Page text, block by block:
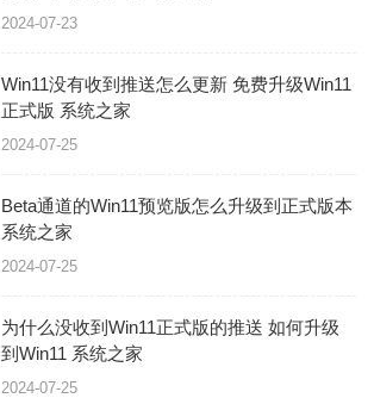
2024-07-23
Win11没有收到推送怎么更新 免费升级Win11
正式版 系统之家
2024-07-25
Beta通道的Win11预览版怎么升级到正式版本
系统之家
2024-07-25
为什么没收到Win11正式版的推送 如何升级
到Win11 系统之家
2024-07-25